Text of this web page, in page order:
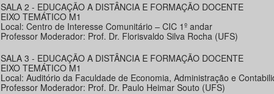
SALA 2 - EDUCAÇÃO A DISTÂNCIA E FORMAÇÃO DOCENTE
EIXO TEMÁTICO M1
Local: Centro de Interesse Comunitário – CIC 1º andar
Professor Moderador: Prof. Dr. Florisvaldo Silva Rocha (UFS)
SALA 3 - EDUCAÇÃO A DISTÂNCIA E FORMAÇÃO DOCENTE
EIXO TEMÁTICO M1
Local: Auditório da Faculdade de Economia, Administração e
Professor Moderador: Prof. Dr. Paulo Heimar Souto (UFS)